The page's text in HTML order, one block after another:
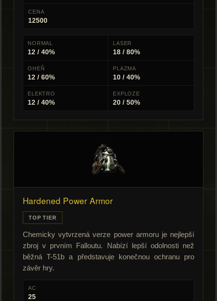
CENA
12500
NORMAL
12 / 40%
LASER
18 / 80%
OHEŇ
12 / 60%
PLAZMA
10 / 40%
ELEKTRO
12 / 40%
EXPLOZE
20 / 50%
Hardened Power Armor
TOP TIER
Chemicky vytvrzená verze power armoru je nejlepší
zbroj v prvním Falloutu. Nabízí lepší odolnosti než
běžná T-51b a představuje konečnou ochranu pro
závěr hry.
AC
25